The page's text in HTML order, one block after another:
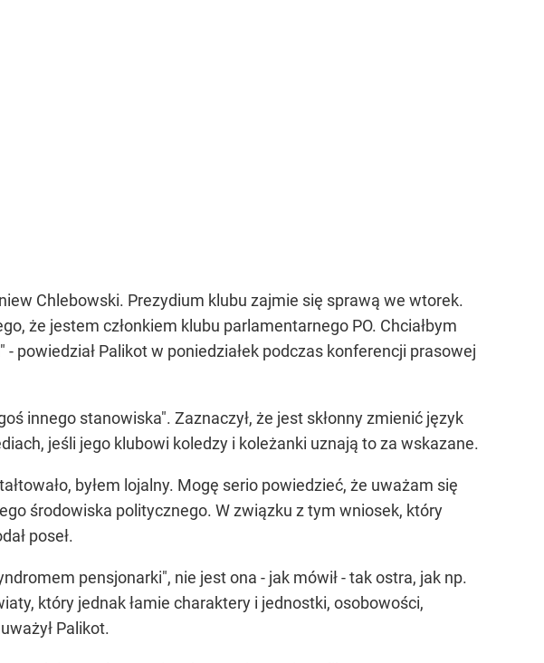
Chlebowski. Prezydium klubu zajmie się sprawą we wtorek.
że jestem członkiem klubu parlamentarnego PO. Chciałbym
powiedział Palikot w poniedziałek podczas konferencji prasowej
innego stanowiska". Zaznaczył, że jest skłonny zmienić język
jeśli jego klubowi koledzy i koleżanki uznają to za wskazane.
byłem lojalny. Mogę serio powiedzieć, że uważam się
środowiska politycznego. W związku z tym wniosek, który
poseł.
pensjonarki", nie jest ona - jak mówił - tak ostra, jak np.
który jednak łamie charaktery i jednostki, osobowości,
Palikot.